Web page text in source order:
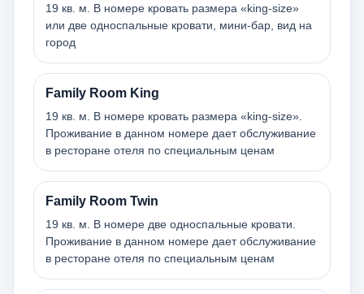
19 кв. м. В номере кровать размера «king-size»
или две односпальные кровати, мини-бар, вид на
город
Family Room King
19 кв. м. В номере кровать размера «king-size».
Проживание в данном номере дает обслуживание
в ресторане отеля по специальным ценам
Family Room Twin
19 кв. м. В номере две односпальные кровати.
Проживание в данном номере дает обслуживание
в ресторане отеля по специальным ценам